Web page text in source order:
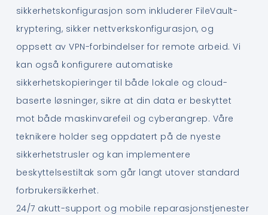
sikkerhetskonfigurasjon som inkluderer FileVault-
kryptering, sikker nettverkskonfigurasjon, og
oppsett av VPN-forbindelser for remote arbeid. Vi
kan også konfigurere automatiske
sikkerhetskopieringer til både lokale og cloud-
baserte løsninger, sikre at din data er beskyttet
mot både maskinvarefeil og cyberangrep. Våre
teknikere holder seg oppdatert på de nyeste
sikkerhetstrusler og kan implementere
beskyttelsestiltak som går langt utover standard
forbrukersikkerhet.
24/7 akutt-support og mobile reparasjonstjenester